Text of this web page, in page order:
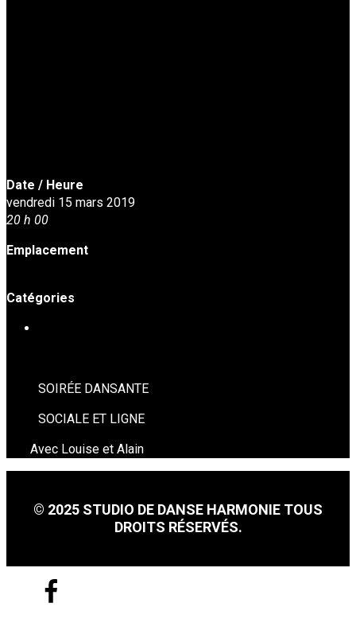
Date / Heure
vendredi 15 mars 2019
20 h 00
Emplacement
Catégories
SOIRÉE DANSANTE
SOCIALE ET LIGNE
Avec Louise et Alain
© 2025 STUDIO DE DANSE HARMONIE TOUS
DROITS RÉSERVÉS.